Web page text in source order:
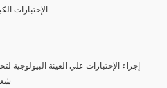
الإختبارات